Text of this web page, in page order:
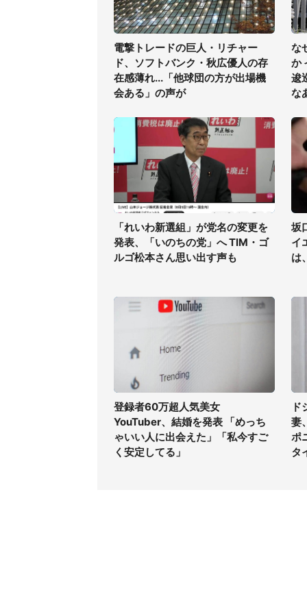
電撃トレードの巨人・リチャー
ド、ソフトバンク・秋広優人の存
在感薄れ...「他球団の方が出場機
会ある」の声が
な
か
逡
な
「れいわ新選組」が党名の変更を
発表、「いのちの党」へ TIM・ゴ
ルゴ松本さん思い出す声も
坂
イ
は
登録者60万超人気美女
YouTuber、結婚を発表 「めっち
ゃいい人に出会えた」「私今すご
く安定してる」
ド
妻
ポ
タ